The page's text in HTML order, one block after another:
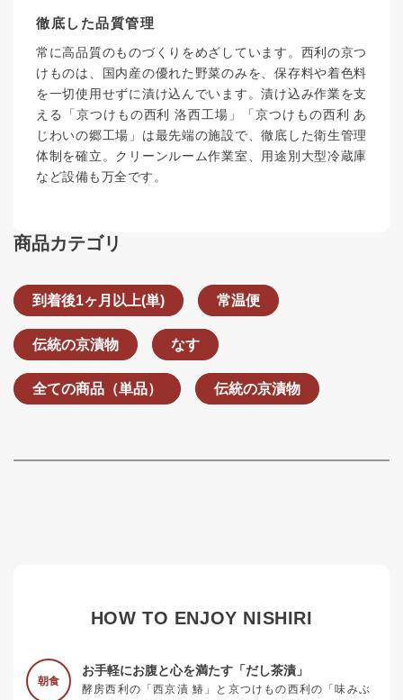
徹底した品質管理
常に高品質のものづくりをめざしています。西利の京つ
けものは、国内産の優れた野菜のみを、保存料や着色料
を一切使用せずに漬け込んでいます。漬け込み作業を支
える「京つけもの西利 洛西工場」「京つけもの西利 あ
じわいの郷工場」は最先端の施設で、徹底した衛生管理
体制を確立。クリーンルーム作業室、用途別大型冷蔵庫
など設備も万全です。
商品カテゴリ
到着後1ヶ月以上(単) 常温便
伝統の京漬物 なす
全ての商品（単品） 伝統の京漬物
HOW TO ENJOY NISHIRI
朝食
お手軽にお腹と心を満たす「だし茶漬」
酵房西利の「西京漬 鰆」と京つけもの西利の「味みぶ